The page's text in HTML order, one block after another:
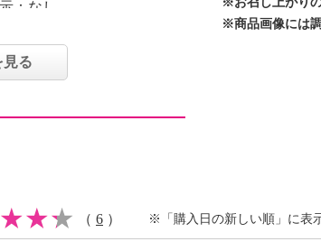
：なし
に配送できない地域がご
ズン製法で仕上げること
見る
※商品画像には
（ 6 ） ※「購入日の新しい順」に表